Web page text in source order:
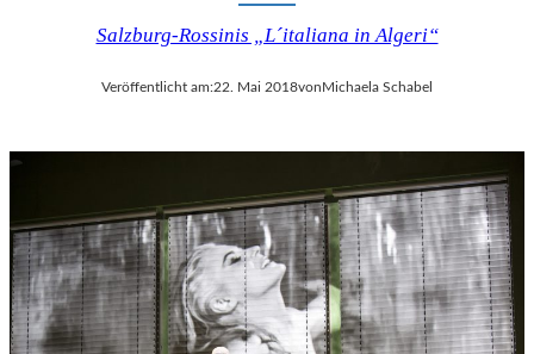
Salzburg-Rossinis „L´italiana in Algeri“
Veröffentlicht am:22. Mai 2018vonMichaela Schabel